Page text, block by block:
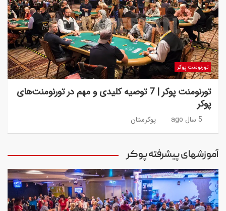
تورنومنت پوکر
تورنومنت پوکر | 7 توصیه کلیدی و مهم در تورنومنت‌های
پوکر
5 سال ago پوکرستان
آموزشهای پیشرفته پوکر